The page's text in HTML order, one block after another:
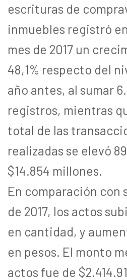
escrituras de
inmuebles registró
mes de 2017 un
48,1% respecto del
año antes, al sumar
registros, mientras
total de las
realizadas se elevó
$14.854 millones.
En comparación con
de 2017, los actos
en cantidad, y
en pesos. El monto
actos fue de